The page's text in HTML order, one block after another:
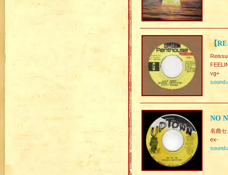
【
vg+
sound♪
NO
名曲
ex-
sound♪